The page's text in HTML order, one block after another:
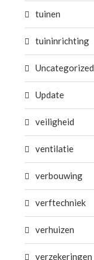
tuinen
tuininrichting
Uncategorized
Update
veiligheid
ventilatie
verbouwing
verftechniek
verhuizen
verzekeringen